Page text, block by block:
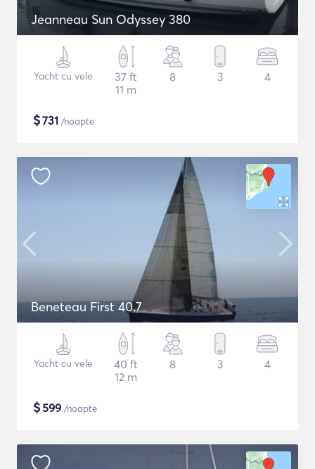
Jeanneau Sun Odyssey 380
Yacht cu vele
37 ft
11 m
8 3 4
$731 /noapte
Beneteau First 40.7
Yacht cu vele
40 ft
12 m
8 3 4
$599 /noapte